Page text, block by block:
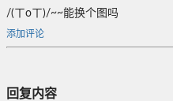
/(ㄒoㄒ)/~~能换个图吗
添加评论
回复内容